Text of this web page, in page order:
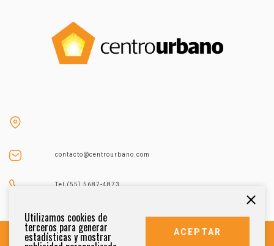
contacto@centrourbano.com
Tel (55) 5687-4873
Utilizamos cookies de
terceros para generar
estadísticas y mostrar ACEPTAR